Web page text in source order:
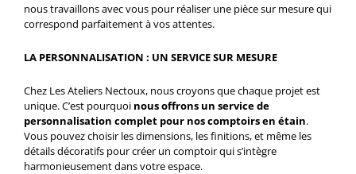
nous travaillons avec vous pour réaliser une pièce sur mesure qui
correspond parfaitement à vos attentes.
LA PERSONNALISATION : UN SERVICE SUR MESURE
Chez Les Ateliers Nectoux, nous croyons que chaque projet est
unique. C’est pourquoi nous offrons un service de
personnalisation complet pour nos comptoirs en étain.
Vous pouvez choisir les dimensions, les finitions, et même les
détails décoratifs pour créer un comptoir qui s’intègre
harmonieusement dans votre espace.